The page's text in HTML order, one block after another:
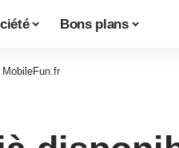
Bons plans